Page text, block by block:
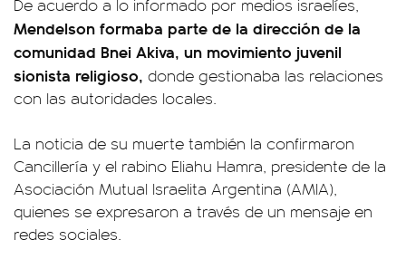
De acuerdo a lo informado por medios israelíes,
Mendelson formaba parte de la dirección de la
comunidad Bnei Akiva, un movimiento juvenil
sionista religioso, donde gestionaba las relaciones
con las autoridades locales.
La noticia de su muerte también la confirmaron
Cancillería y el rabino Eliahu Hamra, presidente de la
Asociación Mutual Israelita Argentina (AMIA),
quienes se expresaron a través de un mensaje en
redes sociales.